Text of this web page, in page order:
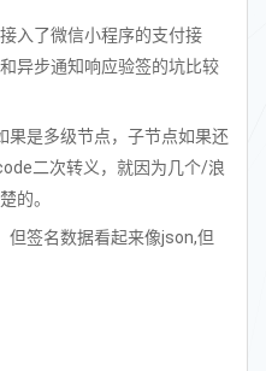
入了微信小程序的支付接
异步通知响应验签的坑比较
果是多级节点，子节点如果还
二次转义，就因为几个/浪
的。
但签名数据看起来像json,但